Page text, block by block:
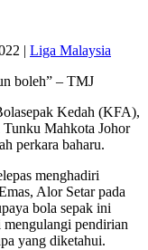
| Liga Malaysia
Kedah (KFA),
Mahkota Johor
perkara baharu.
menghadiri
Alor Setar pada
bola sepak ini
mengulangi pendirian
yang diketahui.